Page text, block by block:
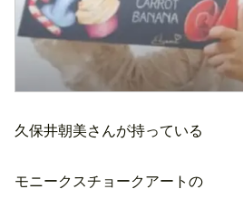
久保井朝美さんが持っている
モニークスチョークアートの